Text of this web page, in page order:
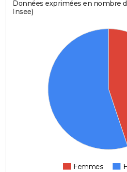
Données exprimées en nombre
Insee)
Femmes